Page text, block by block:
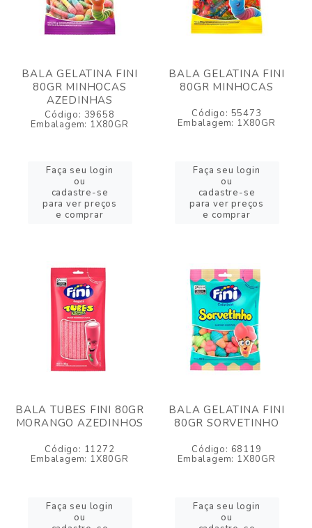
BALA GELATINA FINI
80GR MINHOCAS
AZEDINHAS
Código: 39658
Embalagem: 1X80GR
Faça seu login
ou
cadastre-se
para ver preços
e comprar
BALA GELATINA FINI
80GR MINHOCAS
Código: 55473
Embalagem: 1X80GR
Faça seu login
ou
cadastre-se
para ver preços
e comprar
BALA TUBES FINI 80GR
MORANGO AZEDINHOS
Código: 11272
Embalagem: 1X80GR
Faça seu login
ou
BALA GELATINA FINI
80GR SORVETINHO
Código: 68119
Embalagem: 1X80GR
Faça seu login
ou